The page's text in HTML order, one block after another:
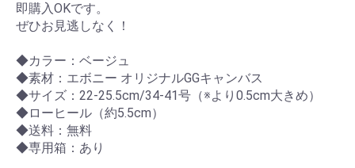
即購入OKです。
ぜひお見逃しなく！
◆カラー：ベージュ
◆素材：エボニー オリジナルGGキャンバス
◆サイズ：22-25.5cm/34-41号（※より0.5cm大きめ）
◆ローヒール（約5.5cm）
◆送料：無料
◆専用箱：あり